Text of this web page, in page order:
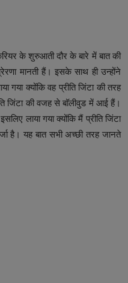
के शुरुआती दौर के बारे में बात की
मानती हैं। इसके साथ ही उन्होंने
गया क्योंकि वह प्रीति जिंटा की तरह
जिंटा की वजह से बॉलीवुड में आई हैं।
लाया गया क्योंकि मैं प्रीति जिंटा
है। यह बात सभी अच्छी तरह जानते